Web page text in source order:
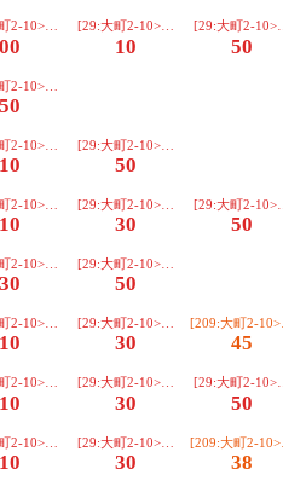
2-10>春光4-4>高専前>春光台4-5>末広6-1…]
00
[29:大町2-10>春光4-4>高専前>春
10
[29:大町2-10>
50
2-10>春光4-4>高専前>春光台4-5>末広6-1…]
50
2-10>春光4-4>高専前>春光台4-5>末広6-1…]
10
[29:大町2-10>春光4-4>高専前>春
50
2-10>春光4-4>高専前>春光台4-5>末広6-1…]
10
[29:大町2-10>春光4-4>高専前>春
30
[29:大町2-10>
50
2-10>春光4-4>高専前>春光台4-5>末広6-1…]
30
[29:大町2-10>春光4-4>高専前>春
50
2-10>春光4-4>高専前>春光台4-5>末広6-1…]
10
[29:大町2-10>春光4-4>高専前>春
30
[209:大町2-
45
2-10>春光4-4>高専前>春光台4-5>末広6-1…]
10
[29:大町2-10>春光4-4>高専前>春
30
[29:大町2-10>
50
2-10>春光4-4>高専前>春光台4-5>末広6-1…]
10
[29:大町2-10>春光4-4>高専前>
30
[209:大町2-
38